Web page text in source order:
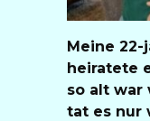
Meine
heiratete
so alt war
tat es nur